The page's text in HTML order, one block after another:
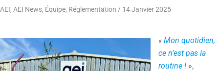
AEI, AEI News, Équipe, Réglementation 14 Janvier 2025
« Mon quotidien,
ce n’est pas la
routine ! »,